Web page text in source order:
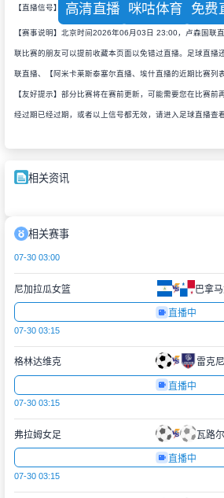
【直播信号】 高清直播 咪咕体育 免费
【赛事说明】北京时间2026年06月03日 23:00，卢森国联
联比赛的朋友可以提前收藏本页面以免错过直播。足球直播
联直播、【阿米卡莱斯泰塞尔直播、埃什直播的近期比赛列
【友好提示】部分比赛将在赛前更新，可能需要您在比赛前
经过期已经过期，或者以上信号都无效，请进入足球直播查
相关资讯
相关赛事
07-30 03:00
尼加拉瓜女篮 巴拿
直播中
07-30 03:15
格林达维克 雷克尼
直播中
07-30 03:15
弗拉姆女足 瓦路
直播中
07-30 03:15